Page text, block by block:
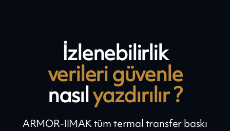
İzlenebilirlik
verileri güvenle
nasılyazdırılır ?
ARMOR-IIMAK tüm termal transfer baskı